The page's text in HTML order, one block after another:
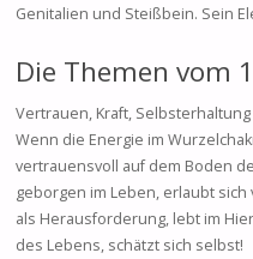
Genitalien und Steißbein. Sein
Die Themen vom
Vertrauen, Kraft,
Wenn die Energie im
vertrauensvoll auf dem Boden
geborgen im Leben, erlaubt
als Herausforderung, lebt im
des Lebens, schätzt sich selbst!